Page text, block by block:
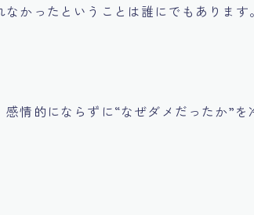
かったということは誰にでもあります。
情的にならずに“なぜダメだったか”を